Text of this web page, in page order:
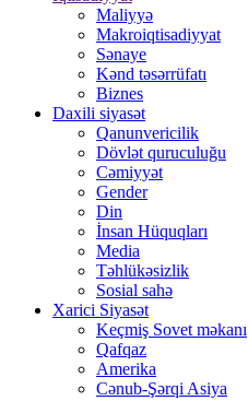
Maliyyə
Makroiqtisadiyyat
Sənaye
Kənd təsərrüfatı
Biznes
Daxili siyasət
Qanunvericilik
Dövlət quruculuğu
Cəmiyyət
Gender
Din
İnsan Hüquqları
Media
Təhlükəsizlik
Sosial sahə
Xarici Siyasət
Keçmiş Sovet məkanı
Qafqaz
Amerika
Cənub-Şərqi Asiya